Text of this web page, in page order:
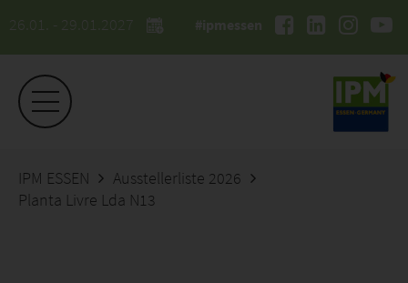
26.01. - 29.01.2027 #ipmessen
IPM ESSEN
Ausstellerliste 2026
Planta Livre Lda N13